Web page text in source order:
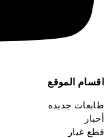
الموقع
جديده
غيار